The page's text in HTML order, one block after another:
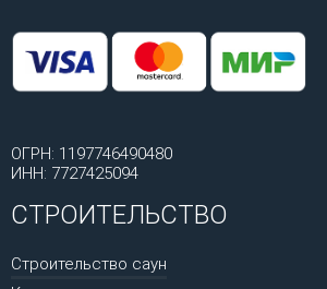
ОГРН: 1197746490480
ИНН: 7727425094
СТРОИТЕЛЬСТВО
Строительство саун